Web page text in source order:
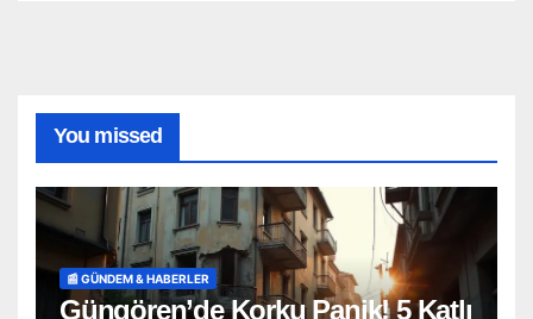
You missed
📰 GÜNDEM & HABERLER
Güngören’de Korku Panik! 5 Katlı